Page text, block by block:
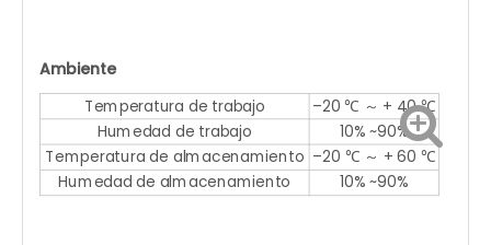
Ambiente
Temperatura de trabajo
–20 ℃ ～ + 40 ℃
Humedad de trabajo
10% ~90%
Temperatura de almacenamiento –20 ℃ ～ + 60 ℃
Humedad de almacenamiento
10% ~90%